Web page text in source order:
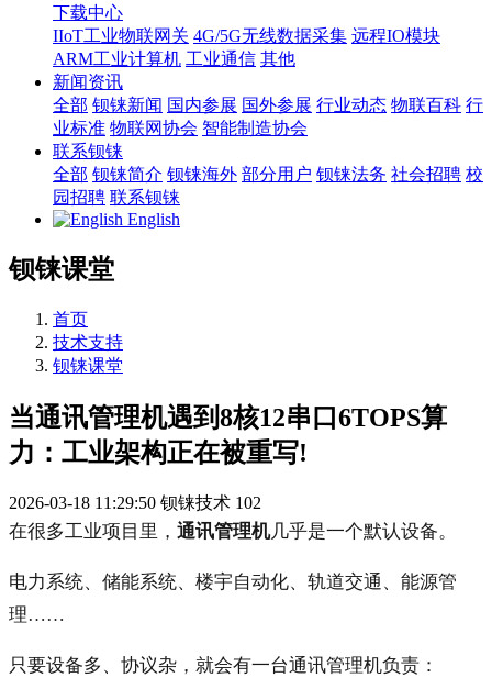
下载中心
IIoT工业物联网关 4G/5G无线数据采集 远程IO模块
ARM工业计算机 工业通信 其他
新闻资讯
全部 钡铼新闻 国内参展 国外参展 行业动态 物联百科 行
业标准 物联网协会 智能制造协会
联系钡铼
全部 钡铼简介 钡铼海外 部分用户 钡铼法务 社会招聘 校
园招聘 联系钡铼
English
钡铼课堂
首页
技术支持
钡铼课堂
当通讯管理机遇到8核12串口6TOPS算
力：工业架构正在被重写!
2026-03-18 11:29:50 钡铼技术 102
在很多工业项目里， 通讯管理机几乎是一个默认设备。
电力系统、储能系统、楼宇自动化、轨道交通、能源管
理……
只要设备多、协议杂，就会有一台通讯管理机负责：